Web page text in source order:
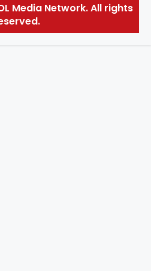
Media Network. All rights